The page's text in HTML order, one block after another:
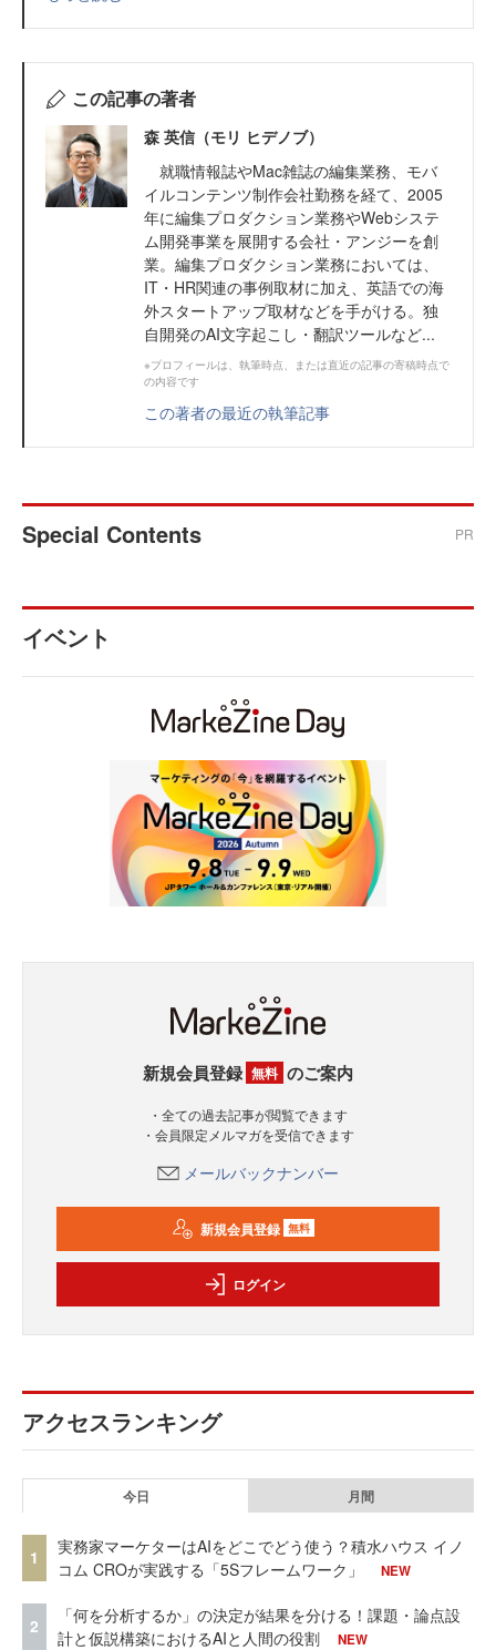
この記事の著者
森 英信（モリ ヒデノブ）
就職情報誌やMac雑誌の編集業務、モバ
イルコンテンツ制作会社勤務を経て、2005
年に編集プロダクション業務やWebシステ
ム開発事業を展開する会社・アンジーを創
業。編集プロダクション業務においては、
IT・HR関連の事例取材に加え、英語での海
外スタートアップ取材などを手がける。独
自開発のAI文字起こし・翻訳ツールなど...
※プロフィールは、執筆時点、または直近の記事の寄稿時点で
の内容です
この著者の最近の執筆記事
Special Contents PR
イベント
新規会員登録 無料 のご案内
・全ての過去記事が閲覧できます
・会員限定メルマガを受信できます
メールバックナンバー
新規会員登録 無料
ログイン
アクセスランキング
今日 月間
1
実務家マーケターはAIをどこでどう使う？積水ハウス イノ
コム CROが実践する「5Sフレームワーク」
NEW
2
「何を分析するか」の決定が結果を分ける！課題・論点設
計と仮説構築におけるAIと人間の役割
NEW